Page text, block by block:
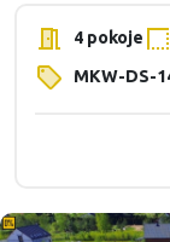
4 pokoje
MKW-DS-